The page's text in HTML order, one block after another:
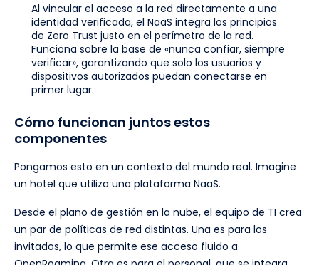
Al vincular el acceso a la red directamente a una
identidad verificada, el NaaS integra los principios
de Zero Trust justo en el perímetro de la red.
Funciona sobre la base de «nunca confiar, siempre
verificar», garantizando que solo los usuarios y
dispositivos autorizados puedan conectarse en
primer lugar.
Cómo funcionan juntos estos
componentes
Pongamos esto en un contexto del mundo real. Imagine
un hotel que utiliza una plataforma NaaS.
Desde el plano de gestión en la nube, el equipo de TI crea
un par de políticas de red distintas. Una es para los
invitados, lo que permite ese acceso fluido a